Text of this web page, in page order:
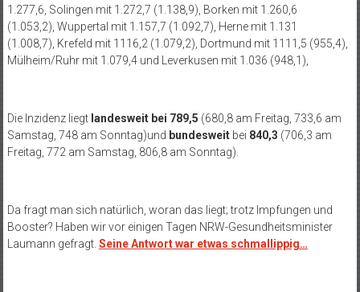
1.277,6, Solingen mit 1.272,7 (1.138,9), Borken mit 1.260,6
(1.053,2), Wuppertal mit 1.157,7 (1.092,7), Herne mit 1.131
(1.008,7), Krefeld mit 1116,2 (1.079,2), Dortmund mit 1111,5 (955,4),
Mülheim/Ruhr mit 1.079,4 und Leverkusen mit 1.036 (948,1),
Die Inzidenz liegtlandesweit bei 789,5 (680,8 am Freitag, 733,6 am
Samstag, 748 am Sonntag)und bundesweitbei 840,3 (706,3 am
Freitag, 772 am Samstag, 806,8 am Sonntag).
Da fragt man sich natürlich, woran das liegt; trotz Impfungen und
Booster? Haben wir vor einigen Tagen NRW-Gesundheitsminister
Laumann gefragt. Seine Antwort war etwas schmallippig…